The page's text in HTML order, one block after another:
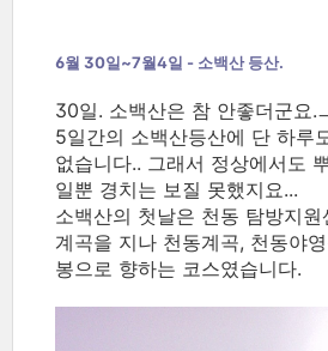
6월 30일~7월4일 - 소백산 등산.
30일. 소백산은 참 안좋더군요.
5일간의 소백산등산에 단 하루
없습니다.. 그래서 정상에서도
일뿐 경치는 보질 못했지요...
소백산의 첫날은 천동 탐방지
계곡을 지나 천동계곡, 천동야
봉으로 향하는 코스였습니다.